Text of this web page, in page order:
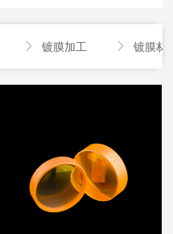
 镀膜加工  镀膜材